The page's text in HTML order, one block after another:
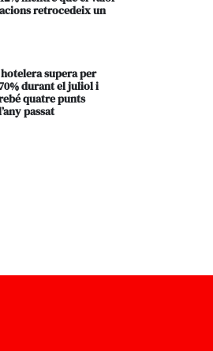
retrocedeix un
hotelera supera per
durant el juliol i
quatre punts
passat